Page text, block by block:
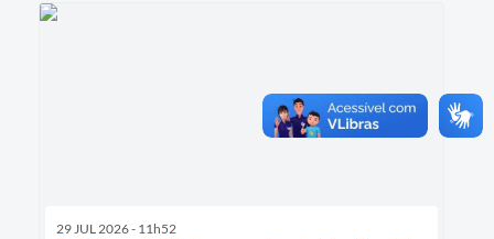
29 JUL 2026 - 11h52